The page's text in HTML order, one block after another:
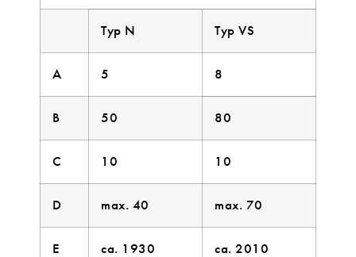
Typ N Typ VS
A 5 8
B 50 80
C 10 10
D max. 40 max. 70
E ca. 1930 ca. 2010